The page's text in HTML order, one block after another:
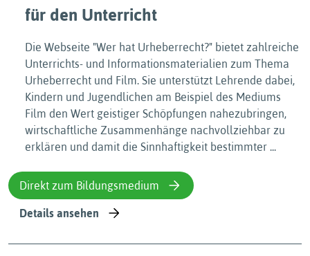
für den Unterricht
Die Webseite "Wer hat Urheberrecht?" bietet zahlreiche
Unterrichts- und Informationsmaterialien zum Thema
Urheberrecht und Film. Sie unterstützt Lehrende dabei,
Kindern und Jugendlichen am Beispiel des Mediums
Film den Wert geistiger Schöpfungen nahezubringen,
wirtschaftliche Zusammenhänge nachvollziehbar zu
erklären und damit die Sinnhaftigkeit bestimmter ...
Direkt zum Bildungsmedium
Details ansehen